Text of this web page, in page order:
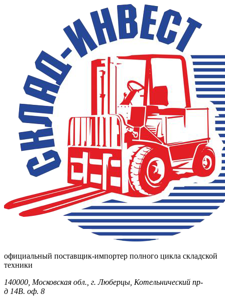
официальный поставщик-импортер полного цикла складской
техники
140000, Московская обл., г. Люберцы, Котельнический пр-
д 14В. оф. 8